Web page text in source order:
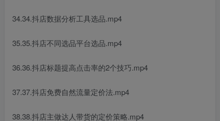
34.34.抖店数据分析工具选品.mp4
35.35.抖店不同选品平台选品.mp4
36.36.抖店标题提高点击率的2个技巧.mp4
37.37.抖店免费自然流量定价法.mp4
38.38.抖店主做达人带货的定价策略.mp4